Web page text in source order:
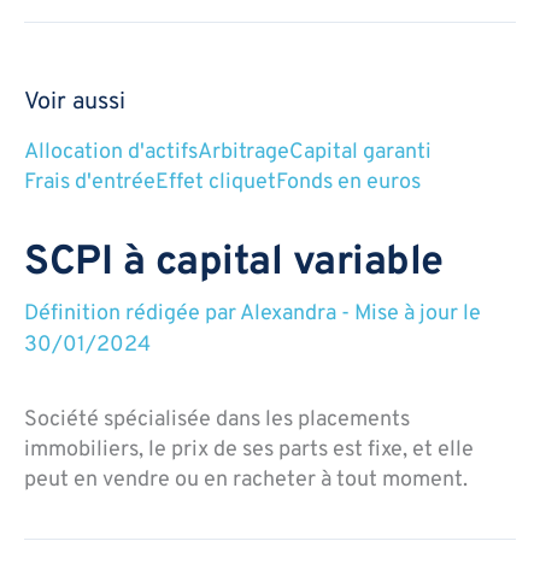
Voir aussi
Allocation d'actifsArbitrageCapital garanti
Frais d'entréeEffet cliquetFonds en euros
SCPI à capital variable
Définition rédigée parAlexandra - Mise à jour le
30/01/2024
Société spécialisée dans les placements
immobiliers, le prix de ses parts est fixe, et elle
peut en vendre ou en racheter à tout moment.